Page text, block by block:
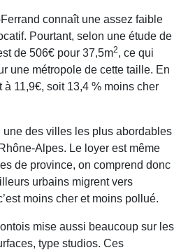
connaît une assez faible
Pourtant, selon une étude de
de 506€ pour 37,5m2, ce qui
une métropole de cette taille. En
à 11,9€, soit 13,4 % moins cher
une des villes les plus abordables
Alpes. Le loyer est même
de province, on comprend donc
urbains migrent vers
moins cher et moins pollué.
mise aussi beaucoup sur les
type studios. Ces